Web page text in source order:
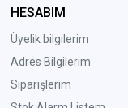
HESABIM
Üyelik bilgilerim
Adres Bilgilerim
Siparişlerim